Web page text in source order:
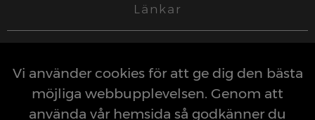
Länkar
Personuppgiftspolicy
Kontakt
Vi använder cookies för att ge dig den bästa
möjliga webbupplevelsen. Genom att
använda vår hemsida så godkänner du